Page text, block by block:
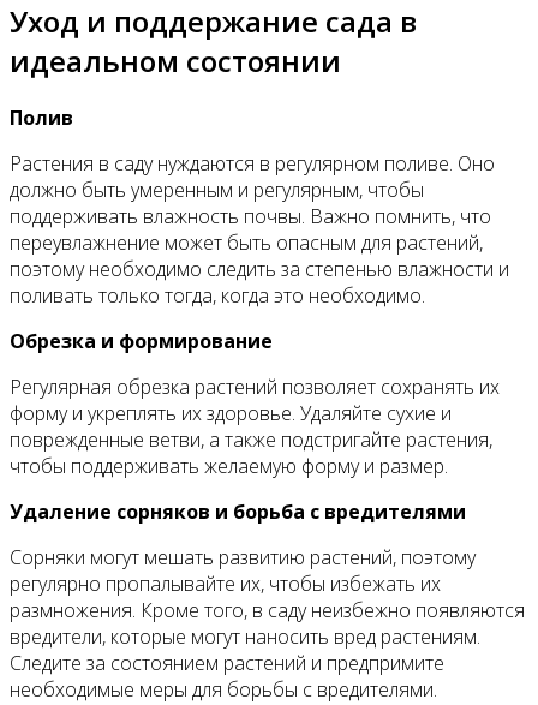
Уход и поддержание сада в
идеальном состоянии
Полив
Растения в саду нуждаются в регулярном поливе. Оно
должно быть умеренным и регулярным, чтобы
поддерживать влажность почвы. Важно помнить, что
переувлажнение может быть опасным для растений,
поэтому необходимо следить за степенью влажности и
поливать только тогда, когда это необходимо.
Обрезка и формирование
Регулярная обрезка растений позволяет сохранять их
форму и укреплять их здоровье. Удаляйте сухие и
поврежденные ветви, а также подстригайте растения,
чтобы поддерживать желаемую форму и размер.
Удаление сорняков и борьба с вредителями
Сорняки могут мешать развитию растений, поэтому
регулярно пропалывайте их, чтобы избежать их
размножения. Кроме того, в саду неизбежно появляются
вредители, которые могут наносить вред растениям.
Следите за состоянием растений и предпримите
необходимые меры для борьбы с вредителями.